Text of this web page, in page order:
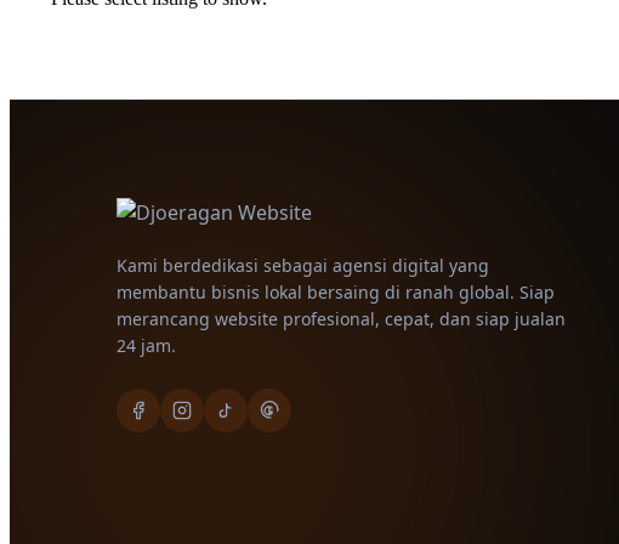
Kami berdedikasi sebagai agensi digital yang
membantu bisnis lokal bersaing di ranah global. Siap
merancang website profesional, cepat, dan siap jualan
24 jam.